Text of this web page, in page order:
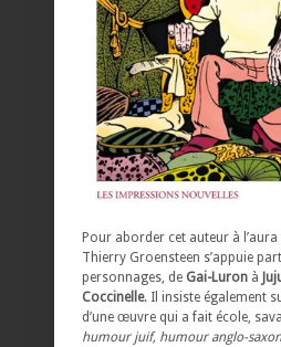
Pour aborder cet auteur à l’aura
Thierry Groensteen s’appuie
personnages, de Gai-Luron à
Coccinelle. Il insiste également
d’une œuvre qui a fait école,
humour juif, humour anglo-